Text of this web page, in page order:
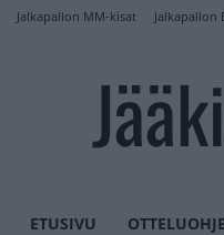
Jalkapallon MM-kisat Jalkapallon
ETUSIVU